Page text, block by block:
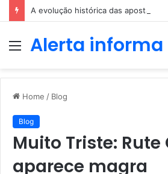
A evolução histórica das apostas ao
MenuAlerta informa
Home / Blog
Blog
Muito Triste: Rute
aparece magra